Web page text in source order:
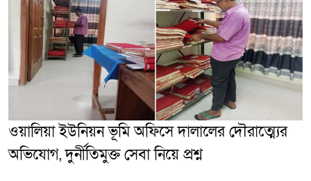
ওয়ালিয়া ইউনিয়ন ভূমি অফিসে দালালের দৌরাত্ম্যের
অভিযোগ, দুর্নীতিমুক্ত সেবা নিয়ে প্রশ্ন